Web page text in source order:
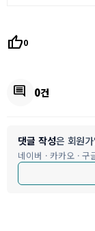
thumb_up0
comment 0건
댓글 작성은 회원
네이버 · 카카오 · 구